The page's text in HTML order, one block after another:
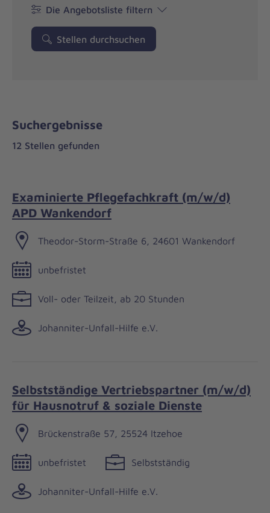
Die Angebotsliste filtern
Stellen durchsuchen
Suchergebnisse
12 Stellen gefunden
Examinierte Pflegefachkraft (m/w/d)
APD Wankendorf
Theodor-Storm-Straße 6, 24601 Wankendorf
unbefristet
Voll- oder Teilzeit, ab 20 Stunden
Johanniter-Unfall-Hilfe e.V.
Selbstständige Vertriebspartner (m/w/d)
für Hausnotruf & soziale Dienste
Brückenstraße 57, 25524 Itzehoe
unbefristet Selbstständig
Johanniter-Unfall-Hilfe e.V.